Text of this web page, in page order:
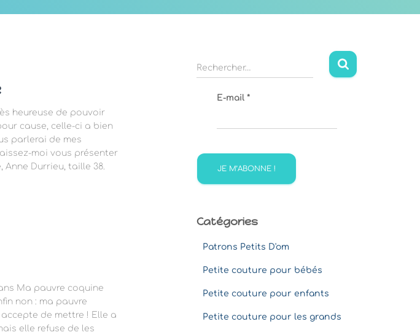
heureuse de pouvoir
cause, celle-ci a bien
parlerai de mes
moi vous présenter
Durrieu, taille 38.
Ma pauvre coquine
non : ma pauvre
accepte de mettre ! Elle a
elle refuse de les
R
e
h
r
Rechercher…
E-mail *
Catégories
Patrons Petits D'om
Petite couture pour bébés
Petite couture pour enfants
Petite couture pour les grands